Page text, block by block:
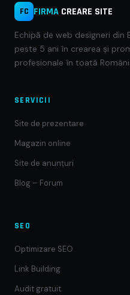
FC FIRMA CREARE SITE
Echipă de web designeri din
peste 5 ani în crearea și
profesionale în toată
SERVICII
Site de prezentare
Magazin online
Site de anunțuri
Blog – Forum
SEO
Optimizare SEO
Link Building
Audit gratuit